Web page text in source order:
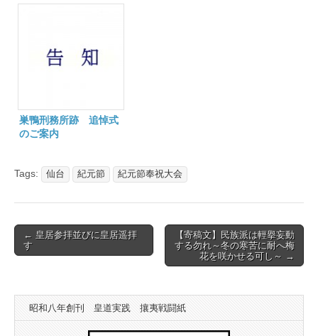
巣鴨刑務所跡 追悼式
のご案内
Tags: 仙台 紀元節 紀元節奉祝大会
Post
navigation
← 皇居参拝並びに皇居遥拝
す
【寄稿文】民族派は輕擧妄動
する勿れ～冬の寒苦に耐へ梅
花を咲かせる可し～ →
昭和八年創刊 皇道実践 攘夷戦闘紙